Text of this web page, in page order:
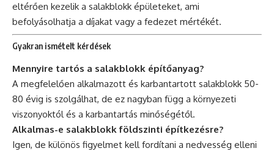
eltérően kezelik a salakblokk épületeket, ami
befolyásolhatja a díjakat vagy a fedezet mértékét.
Gyakran ismételt kérdések
Mennyire tartós a salakblokk építőanyag?
A megfelelően alkalmazott és karbantartott salakblokk 50-
80 évig is szolgálhat, de ez nagyban függ a környezeti
viszonyoktól és a karbantartás minőségétől.
Alkalmas-e salakblokk földszinti építkezésre?
Igen, de különös figyelmet kell fordítani a nedvesség elleni